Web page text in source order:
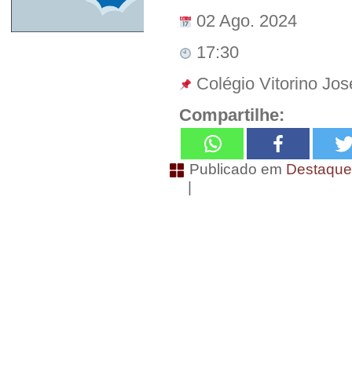
02 Ago. 2024
17:30
Colégio Vitorino
Compartilhe:
Publicado em
|